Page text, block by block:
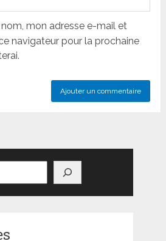
mon adresse e-mail et
navigateur pour la prochaine